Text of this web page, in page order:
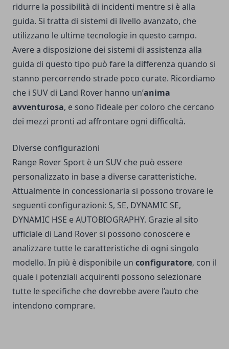
ridurre la possibilità di incidenti mentre si è alla
guida. Si tratta di sistemi di livello avanzato, che
utilizzano le ultime tecnologie in questo campo.
Avere a disposizione dei sistemi di assistenza alla
guida di questo tipo può fare la differenza quando si
stanno percorrendo strade poco curate. Ricordiamo
che i SUV di Land Rover hanno un’anima
avventurosa, e sono l’ideale per coloro che cercano
dei mezzi pronti ad affrontare ogni difficoltà.
Diverse configurazioni
Range Rover Sport è un SUV che può essere
personalizzato in base a diverse caratteristiche.
Attualmente in concessionaria si possono trovare le
seguenti configurazioni: S, SE, DYNAMIC SE,
DYNAMIC HSE e AUTOBIOGRAPHY. Grazie al sito
ufficiale di Land Rover si possono conoscere e
analizzare tutte le caratteristiche di ogni singolo
modello. In più è disponibile un configuratore, con il
quale i potenziali acquirenti possono selezionare
tutte le specifiche che dovrebbe avere l’auto che
intendono comprare.